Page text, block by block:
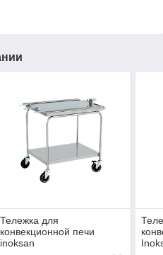
Тележка для
конвекционной печи
inoksan